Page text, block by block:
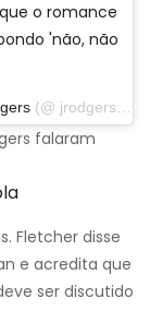
o romance
'não, não
(@ jrodgers11) em 25 de novembro de 2019 às 17:52 PST
falaram
Fletcher disse
e acredita que
ser discutido